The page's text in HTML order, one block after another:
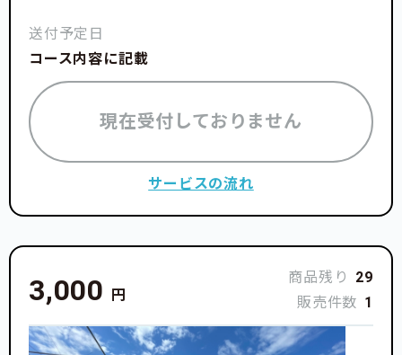
送付予定日
コース内容に記載
現在受付しておりません
サービスの流れ
3,000 円
商品残り
29
販売件数 1